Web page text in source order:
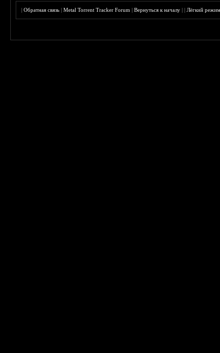
|Обратная связь |Metal Torrent Tracker Forum |Вернуться к началу ||Лёгкий